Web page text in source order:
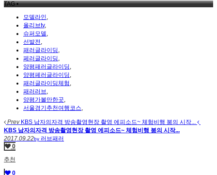
TAG •
모델라인,
올리브tv,
슈퍼모델,
선발전,
패러글라이딩,
페러글라이딩,
양평패러글라이딩,
양평페러글라이딩,
패러글라이딩체험 ,
패러러브,
양평가볼만한곳,
서울경기추천여행코스,
PrevKBS 남자의자격 방송촬영현장 촬영 에피소드~ 체험비행 붐의 시작...
KBS 남자의자격 방송촬영현장 촬영 에피소드~ 체험비행 붐의 시작...
2017.09.22by 러브패러
0
추천
0